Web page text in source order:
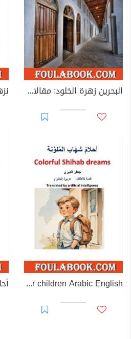
البحرين زهرة الخلود: مقالات مبسّطة للناشئة عن ماضي البحرين وتراثها
Colorful Shihab dreams .. A story for children Arabic English